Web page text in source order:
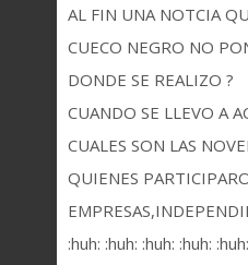
AL FIN UNA NOTCIA
CUECO NEGRO NO
DONDE SE REALIZO ?
CUANDO SE LLEVO A
CUALES SON LAS
QUIENES
:huh: :huh: :huh: :huh: